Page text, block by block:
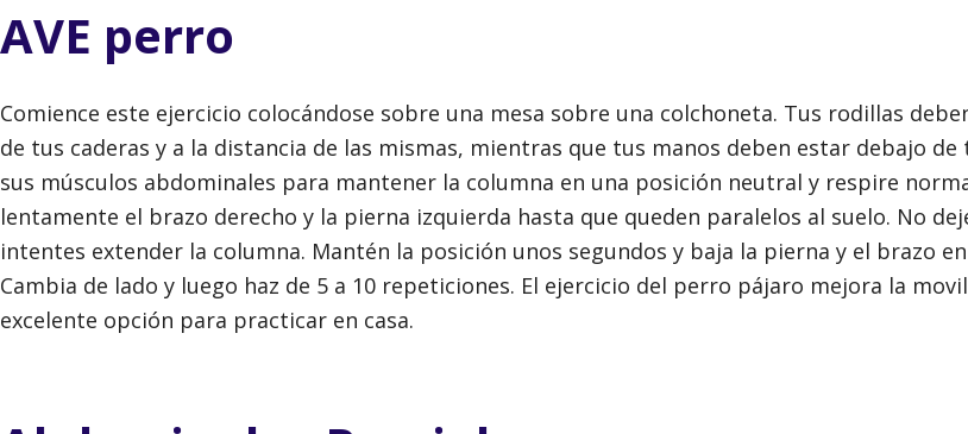
AVE perro
Comience este ejercicio colocándose sobre una mesa sobre una colchoneta. Tus rodillas
de tus caderas y a la distancia de las mismas, mientras que tus manos deben estar debajo
sus músculos abdominales para mantener la columna en una posición neutral y respire
lentamente el brazo derecho y la pierna izquierda hasta que queden paralelos al suelo. No
intentes extender la columna. Mantén la posición unos segundos y baja la pierna y el brazo
Cambia de lado y luego haz de 5 a 10 repeticiones. El ejercicio del perro pájaro mejora la
excelente opción para practicar en casa.